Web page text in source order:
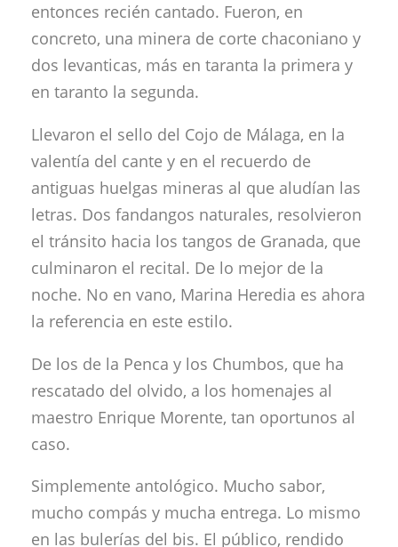
entonces recién cantado. Fueron, en
concreto, una minera de corte chaconiano y
dos levanticas, más en taranta la primera y
en taranto la segunda.
Llevaron el sello del Cojo de Málaga, en la
valentía del cante y en el recuerdo de
antiguas huelgas mineras al que aludían las
letras. Dos fandangos naturales, resolvieron
el tránsito hacia los tangos de Granada, que
culminaron el recital. De lo mejor de la
noche. No en vano, Marina Heredia es ahora
la referencia en este estilo.
De los de la Penca y los Chumbos, que ha
rescatado del olvido, a los homenajes al
maestro Enrique Morente, tan oportunos al
caso.
Simplemente antológico. Mucho sabor,
mucho compás y mucha entrega. Lo mismo
en las bulerías del bis. El público, rendido